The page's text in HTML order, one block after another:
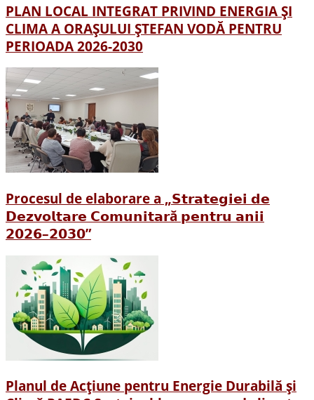
PLAN LOCAL INTEGRAT PRIVIND ENERGIA ȘI
CLIMA A ORAŞULUI ŞTEFAN VODĂ PENTRU
PERIOADA 2026-2030
Procesul de elaborare a „𝗦𝘁𝗿𝗮𝘁𝗲𝗴𝗶𝗲𝗶 𝗱𝗲
𝗗𝗲𝘇𝘃𝗼𝗹𝘁𝗮𝗿𝗲 𝗖𝗼𝗺𝘂𝗻𝗶𝘁𝗮𝗿ă 𝗽𝗲𝗻𝘁𝗿𝘂 𝗮𝗻𝗶𝗶
𝟮𝟬𝟮𝟲–𝟮𝟬𝟯𝟬”
Planul de Acţiune pentru Energie Durabilă și